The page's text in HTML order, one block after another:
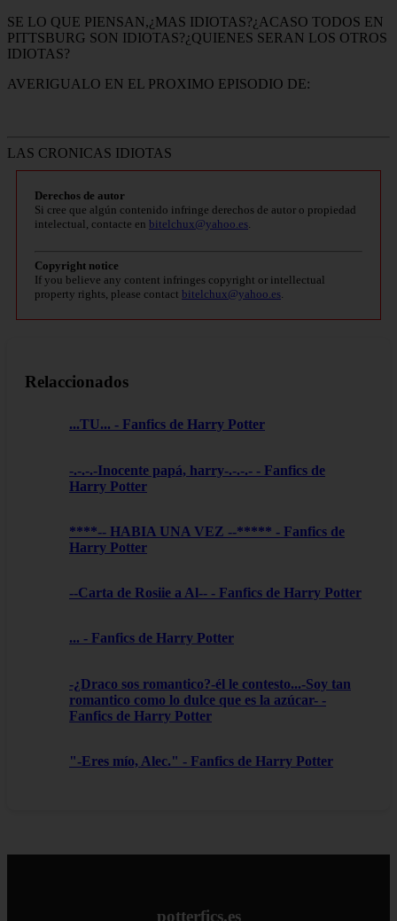
SE LO QUE PIENSAN,¿MAS IDIOTAS?¿ACASO TODOS EN
PITTSBURG SON IDIOTAS?¿QUIENES SERAN LOS OTROS
IDIOTAS?
AVERIGUALO EN EL PROXIMO EPISODIO DE:
LAS CRONICAS IDIOTAS
Derechos de autor
Si cree que algún contenido infringe derechos de autor o propiedad
intelectual, contacte en bitelchux@yahoo.es
Copyright notice
If you believe any content infringes copyright or intellectual
property rights, please contact bitelchux@yahoo.es
Relaccionados
...TU... - Fanfics de Harry Potter
-.-.-.-Inocente papá, harry-.-.-.- - Fanfics de
Harry Potter
****-- HABIA UNA VEZ --***** - Fanfics de
Harry Potter
--Carta de Rosiie a Al-- - Fanfics de Harry Potter
... - Fanfics de Harry Potter
-¿Draco sos romantico?-él le contesto...-Soy tan
romantico como lo dulce que es la azúcar- -
Fanfics de Harry Potter
"-Eres mío, Alec." - Fanfics de Harry Potter
potterfics.es